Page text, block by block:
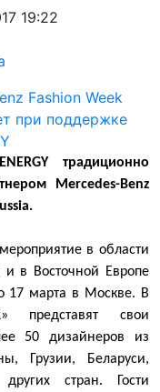
19:22
ENERGY традиционно
Mercedes-Benz
.
в области
в Восточной Европе
17 марта в Москве. В
представят свои
50 дизайнеров из
Грузии, Беларуси,
стран. Гости